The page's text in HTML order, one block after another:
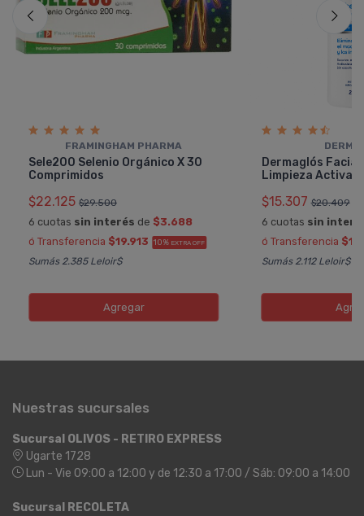
FRAMINGHAM PHARMA
Sele200 Selenio Orgánico X 30
Comprimidos
$22.125 $29.500
6 cuotas sin interés de $3.688
ó Transferencia $19.913 10% EXTRA OFF
Sumás 2.385 Leloir$
Agregar
Dermaglós Facial
Limpieza Activa
$15.307 $20.409
6 cuotas sin
ó Transferencia
Sumás 2.112 Leloir$
Nuestras sucursales
Sucursal OLIVOS - RETIRO EXPRESS
Ugarte 1728
Lun - Vie 09:00 a 12:00 y de 12:30 a 17:00 / Sáb: 09:00 a 14:00
Sucursal RECOLETA